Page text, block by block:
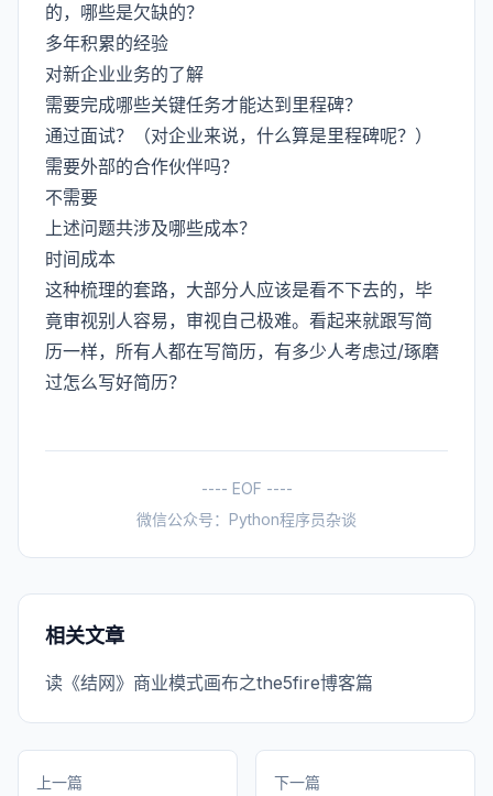
的，哪些是欠缺的？
多年积累的经验
对新企业业务的了解
需要完成哪些关键任务才能达到里程碑？
通过面试？（对企业来说，什么算是里程碑呢？）
需要外部的合作伙伴吗？
不需要
上述问题共涉及哪些成本？
时间成本
这种梳理的套路，大部分人应该是看不下去的，毕
竟审视别人容易，审视自己极难。看起来就跟写简
历一样，所有人都在写简历，有多少人考虑过/琢磨
过怎么写好简历？
---- EOF ----
微信公众号：Python程序员杂谈
相关文章
读《结网》商业模式画布之the5fire博客篇
上一篇 下一篇